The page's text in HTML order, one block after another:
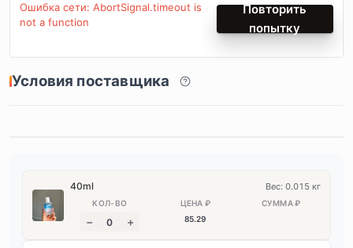
Ошибка сети: AbortSignal.timeout is
not a function
Повторить
попытку
Условия поставщика
40ml
85.29
Вес: 0.015 кг